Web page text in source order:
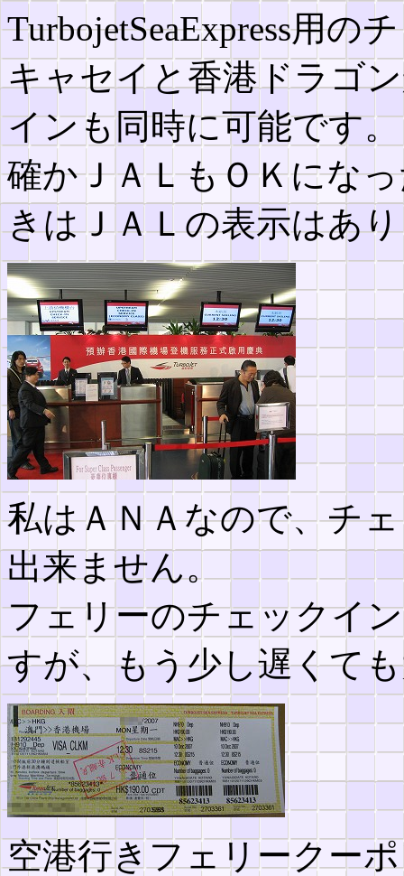
TurbojetSeaExpress用の
キャセイと香港ドラゴ
インも同時に可能です。
確かＪＡＬもＯＫにな
きはＪＡＬの表示はあ
私はＡＮＡなので、チ
出来ません。
フェリーのチェックイ
すが、もう少し遅くて
空港行きフェリークー